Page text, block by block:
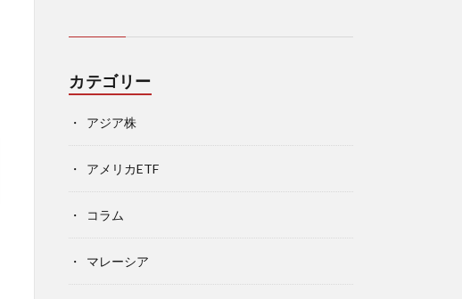
カテゴリー
アジア株
アメリカETF
コラム
マレーシア